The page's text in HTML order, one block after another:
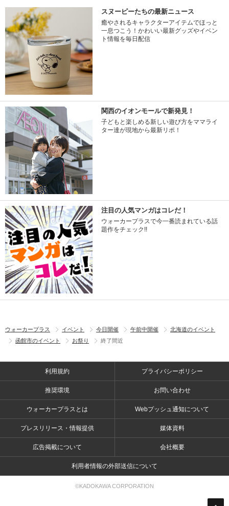
スヌーピーたちの最新ニュース
癒やされるキャラクターアイテムでほっと
一息つこう！かわいい最新グッズやイベン
ト情報を毎日配信
関西のイオンモールで新発見！
子どもと楽しめる新しい遊び方をママライ
ター達が現地から最新リポ！
注目の人気マンガはコレだ！
ウォーカープラスで今一番読まれている話
題作をチェック!!
ウォーカープラス イベント 今日開催 午前中開催
北海道のイベント
函館市のイベント
お祭り 終了間近
利用規約 プライバシーポリシー
推奨環境 お問い合わせ
ウォーカープラスとは Webプッシュ通知について
プレスリリース・情報提供 媒体資料
広告掲載について 会社概要
利用者情報の外部送信について
©KADOKAWA CORPORATION